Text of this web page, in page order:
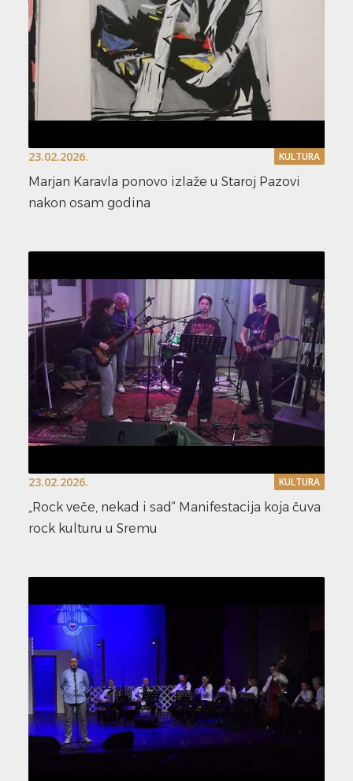
23.02.2026. KULTURA
Marjan Karavla ponovo izlaže u Staroj Pazovi
nakon osam godina
23.02.2026. KULTURA
„Rock veče, nekad i sad“ Manifestacija koja čuva
rock kulturu u Sremu